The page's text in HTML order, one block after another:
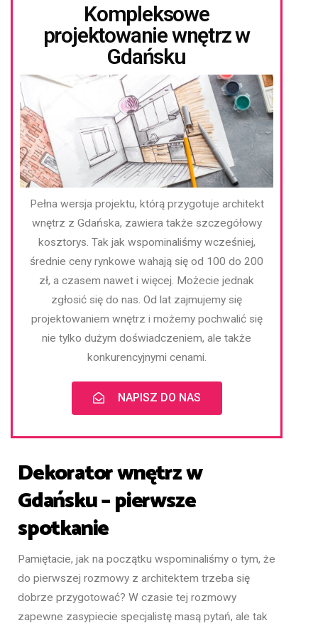
Kompleksowe
projektowanie wnętrz w
Gdańsku
Pełna wersja projektu, którą przygotuje architekt
wnętrz z Gdańska, zawiera także szczegółowy
kosztorys. Tak jak wspominaliśmy wcześniej,
średnie ceny rynkowe wahają się od 100 do 200
zł, a czasem nawet i więcej. Możecie jednak
zgłosić się do nas. Od lat zajmujemy się
projektowaniem wnętrz i możemy pochwalić się
nie tylko dużym doświadczeniem, ale także
konkurencyjnymi cenami.
NAPISZ DO NAS
Dekorator wnętrz w
Gdańsku – pierwsze
spotkanie
Pamiętacie, jak na początku wspominaliśmy o tym, że
do pierwszej rozmowy z architektem trzeba się
dobrze przygotować? W czasie tej rozmowy
zapewne zasypiecie specjalistę masą pytań, ale tak